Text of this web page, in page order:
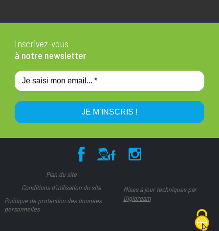
Inscrivez-vous
à notre newsletter
Plan du site
Conditions d’utilisation du site
Politique de protection des données
personnelles
Mises à jour techniques par
Digidream